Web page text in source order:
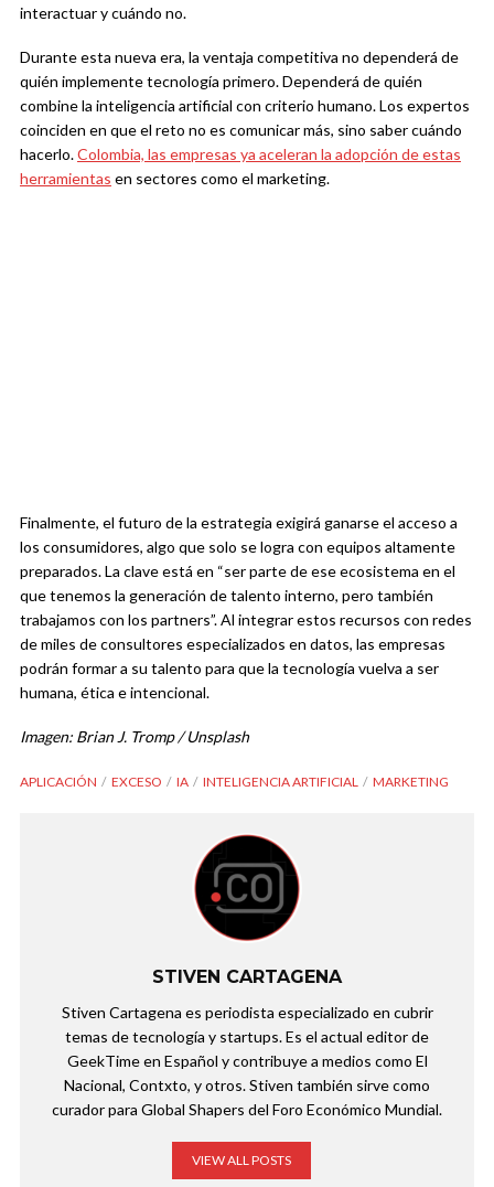
interactuar y cuándo no.
Durante esta nueva era, la ventaja competitiva no dependerá de
quién implemente tecnología primero. Dependerá de quién
combine la inteligencia artificial con criterio humano. Los expertos
coinciden en que el reto no es comunicar más, sino saber cuándo
hacerlo.Colombia, las empresas ya aceleran la adopción de estas
herramientas en sectores como el marketing.
Finalmente, el futuro de la estrategia exigirá ganarse el acceso a
los consumidores, algo que solo se logra con equipos altamente
preparados. La clave está en “ser parte de ese ecosistema en el
que tenemos la generación de talento interno, pero también
trabajamos con los partners”. Al integrar estos recursos con redes
de miles de consultores especializados en datos, las empresas
podrán formar a su talento para que la tecnología vuelva a ser
humana, ética e intencional.
Imagen: Brian J. Tromp / Unsplash
APLICACIÓN EXCESO IA INTELIGENCIA ARTIFICIAL MARKETING
STIVEN CARTAGENA
Stiven Cartagena es periodista especializado en cubrir
temas de tecnología y startups. Es el actual editor de
GeekTime en Español y contribuye a medios como El
Nacional, Contxto, y otros. Stiven también sirve como
curador para Global Shapers del Foro Económico Mundial.
VIEW ALL POSTS